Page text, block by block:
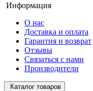
Информация
О нас
Доставка и оплата
Гарантия и возврат
Отзывы
Связаться с нами
Производители
Каталог товаров